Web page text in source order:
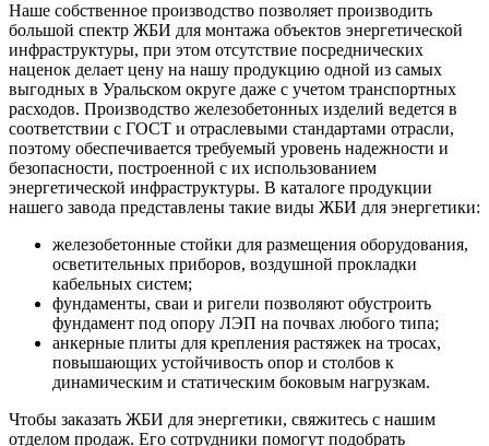
Наше собственное производство позволяет производить
большой спектр ЖБИ для монтажа объектов энергетической
инфраструктуры, при этом отсутствие посреднических
наценок делает цену на нашу продукцию одной из самых
выгодных в Уральском округе даже с учетом транспортных
расходов. Производство железобетонных изделий ведется в
соответствии с ГОСТ и отраслевыми стандартами отрасли,
поэтому обеспечивается требуемый уровень надежности и
безопасности, построенной с их использованием
энергетической инфраструктуры. В каталоге продукции
нашего завода представлены такие виды ЖБИ для энергетики:
железобетонные стойки для размещения оборудования,
осветительных приборов, воздушной прокладки
кабельных систем;
фундаменты, сваи и ригели позволяют обустроить
фундамент под опору ЛЭП на почвах любого типа;
анкерные плиты для крепления растяжек на тросах,
повышающих устойчивость опор и столбов к
динамическим и статическим боковым нагрузкам.
Чтобы заказать ЖБИ для энергетики, свяжитесь с нашим
отделом продаж. Его сотрудники помогут подобрать